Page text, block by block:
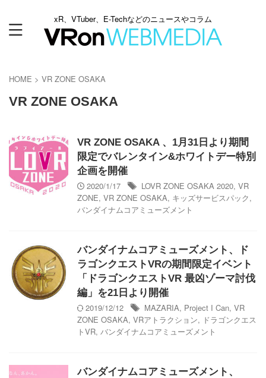
xR、VTuber、E-Techなどのニュースやコラム
HOME > VR ZONE OSAKA
VR ZONE OSAKA
VR ZONE OSAKA 、1月31日より期間
限定でバレンタイン&ホワイトデー特別
企画を開催
2020/1/17
LOVR ZONE OSAKA 2020, VR
ZONE, VR ZONE OSAKA, キッズサービスパック,
バンダイナムコアミューズメント
バンダイナムコアミューズメント、ド
ラゴンクエストVRの期間限定イベント
「ドラゴンクエストVR 最凶ゾーマ討伐
編」を21日より開催
2019/12/12
MAZARIA, Project I Can, VR
ZONE OSAKA, VRアトラクション, ドラゴンクエス
トVR, バンダイナムコアミューズメント
バンダイナムコアミューズメント、